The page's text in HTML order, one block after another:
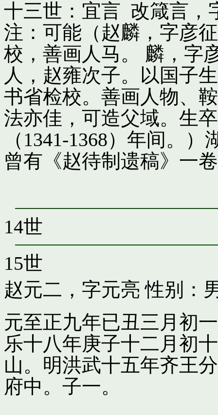
十三世：宜言 改箴言，
注：可能（赵麟，字彦
校，善画人马。 麟，字
人，赵雍次子。以国子
书省检校。善画人物、
法亦佳，可造父域。生
（1341-1368）年间。
曾有《赵待制遗稿》一
14世
15世
赵元二，字元亮 性别：
元至正九年已丑三月初
乐十八年庚子十二月初
山。明洪武十五年齐王
府中。子一。